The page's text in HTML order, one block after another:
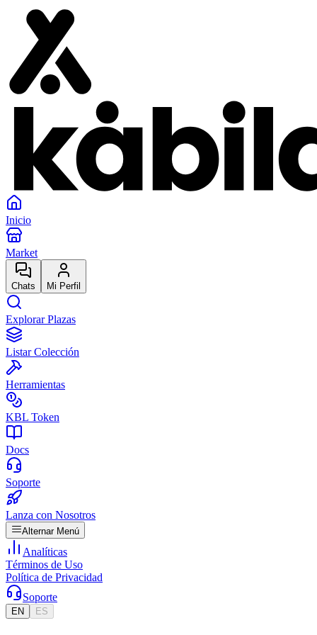
Inicio
Market
Chats Mi Perfil
Explorar Plazas
Listar Colección
Herramientas
KBL Token
Docs
Soporte
Lanza con Nosotros
Alternar Menú
Analíticas
Términos de Uso
Política de Privacidad
Soporte
EN ES